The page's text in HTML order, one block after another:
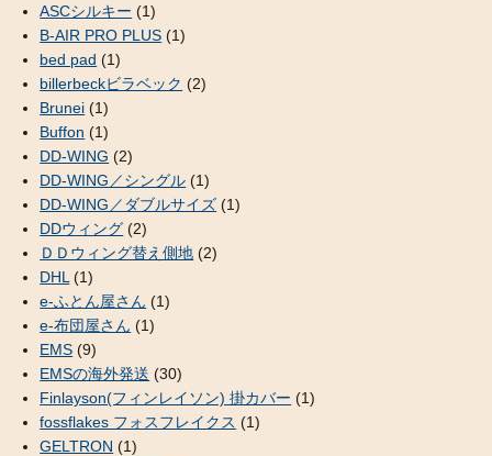
ASCシルキー (1)
B-AIR PRO PLUS (1)
bed pad (1)
billerbeckビラベック (2)
Brunei (1)
Buffon (1)
DD-WING (2)
DD-WING／シングル (1)
DD-WING／ダブルサイズ (1)
DDウィング (2)
ＤＤウィング替え側地 (2)
DHL (1)
e-ふとん屋さん (1)
e-布団屋さん (1)
EMS (9)
EMSの海外発送 (30)
Finlayson(フィンレイソン) 掛カバー (1)
fossflakes フォスフレイクス (1)
GELTRON (1)